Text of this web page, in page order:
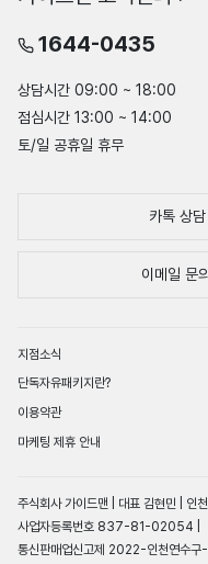
1644-0435
상담시간 09:00 ~ 18:00
점심시간 13:00 ~ 14:00
토/일 공휴일 휴무
카톡 상
이메일 문
지점소식
단독자유패키지란?
이용약관
마케팅 제휴 안내
주식회사 가이드맨 | 대표 김현민 |
사업자등록번호 837-81-02054 |
통신판매업신고제 2022-인천연수